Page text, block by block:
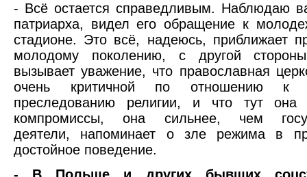
- Всё остается справедливым. Наблюдаю
патриарха, видел его обращение к
стадионе. Это всё, надеюсь, приближает
молодому поколению, с другой
вызывает уважение, что православная
очень критичной по отношению к
преследованию религии, и что тут
компромиссы, она сильнее, чем
деятели, напоминает о зле режима в
достойное поведение.